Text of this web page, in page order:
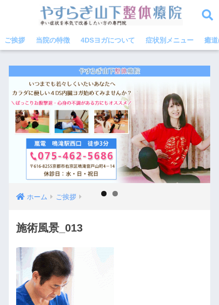
ご挨拶 当院の特徴 4DSヨガについて 症状別メニュー 癒
ホーム ご挨拶
施術風景_013